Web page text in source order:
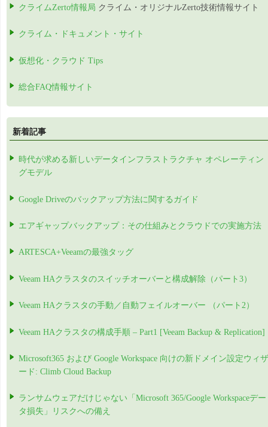
クライムZerto情報局 クライム・オリジナルZerto技術情報サイト
クライム・ドキュメント・サイト
仮想化・クラウド Tips
総合FAQ情報サイト
新着記事
時代が求める新しいデータインフラストラクチャ オペレーティン
グモデル
Google Driveのバックアップ方法に関するガイド
エアギャップバックアップ：その仕組みとクラウドでの実施方法
ARTESCA+Veeamの最強タッグ
Veeam HAクラスタのスイッチオーバーと構成解除（パート3）
Veeam HAクラスタの手動／自動フェイルオーバー （パート2）
Veeam HAクラスタの構成手順 – Part1 [Veeam Backup & Replication]
Microsoft365 および Google Workspace 向けの新ドメイン設定ウィザ
ード: Climb Cloud Backup
ランサムウェアだけじゃない「Microsoft 365/Google Workspaceデー
タ損失」リスクへの備え